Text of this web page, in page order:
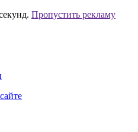
Пропустить рекламу